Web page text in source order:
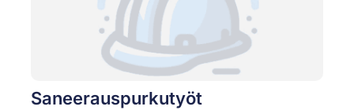
Saneerauspurkutyöt